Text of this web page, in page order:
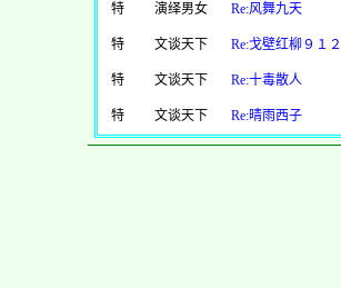
特 演绎男女 Re:风舞九天
特 文谈天下 Re:戈壁红柳９１２
特 文谈天下 Re:十毒散人
特 文谈天下 Re:晴雨西子